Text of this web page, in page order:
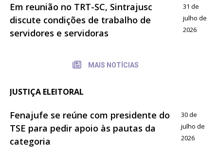
Em reunião no TRT-SC, Sintrajusc
discute condições de trabalho de
servidores e servidoras
31 de
julho de
2026
MAIS NOTÍCIAS
JUSTIÇA ELEITORAL
Fenajufe se reúne com presidente do
TSE para pedir apoio às pautas da
categoria
30 de
julho de
2026